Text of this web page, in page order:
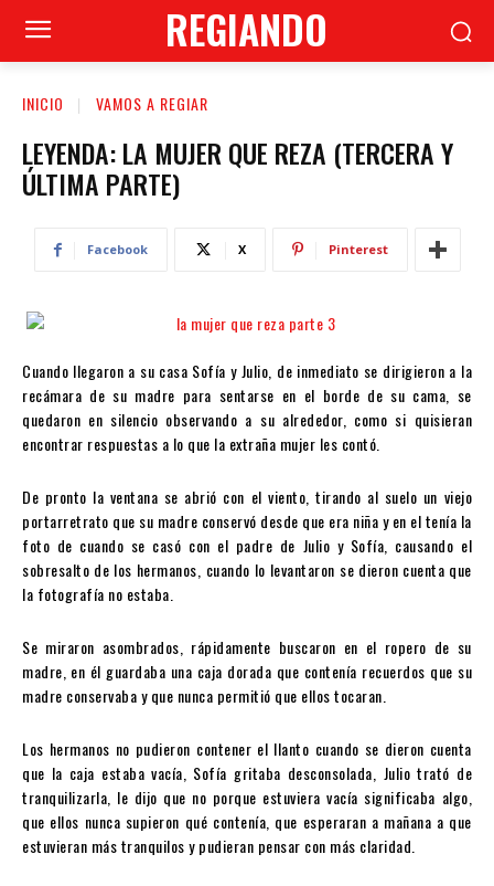
REGIANDO
INICIO VAMOS A REGIAR
LEYENDA: LA MUJER QUE REZA (TERCERA Y
ÚLTIMA PARTE)
Facebook X Pinterest
Cuando llegaron a su casa Sofía y Julio, de inmediato se dirigieron a la
recámara de su madre para sentarse en el borde de su cama, se
quedaron en silencio observando a su alrededor, como si quisieran
encontrar respuestas a lo que la extraña mujer les contó.
De pronto la ventana se abrió con el viento, tirando al suelo un viejo
portarretrato que su madre conservó desde que era niña y en el tenía la
foto de cuando se casó con el padre de Julio y Sofía, causando el
sobresalto de los hermanos, cuando lo levantaron se dieron cuenta que
la fotografía no estaba.
Se miraron asombrados, rápidamente buscaron en el ropero de su
madre, en él guardaba una caja dorada que contenía recuerdos que su
madre conservaba y que nunca permitió que ellos tocaran.
Los hermanos no pudieron contener el llanto cuando se dieron cuenta
que la caja estaba vacía, Sofía gritaba desconsolada, Julio trató de
tranquilizarla, le dijo que no porque estuviera vacía significaba algo,
que ellos nunca supieron qué contenía, que esperaran a mañana a que
estuvieran más tranquilos y pudieran pensar con más claridad.